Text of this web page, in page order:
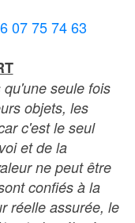
07 75 74 63
seule fois
objets, les
c'est le seul
et de la
ne peut être
confiés à la
réelle assurée, le